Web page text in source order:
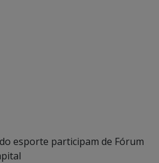
esporte participam de Fórum